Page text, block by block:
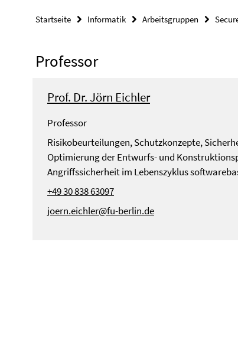
Startseite Informatik Arbeitsgruppen
Professor
Prof. Dr. Jörn Eichler
Professor
Risikobeurteilungen, Schutzkonzepte,
Optimierung der Entwurfs- und
Angriffssicherheit im Lebenszyklus
+49 30 838 63097
joern.eichler@fu-berlin.de